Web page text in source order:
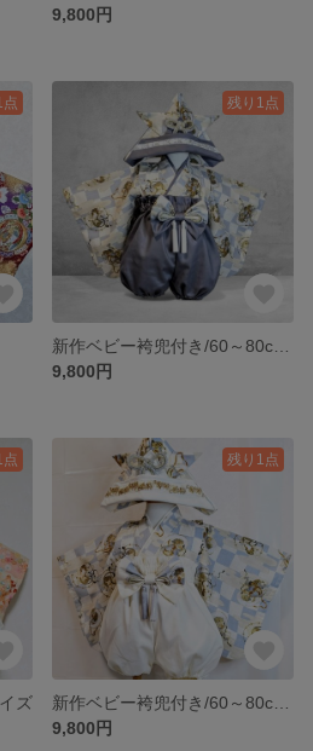
9,800円
点 残り1点
9,800円
点
ズ
残り1点
9,800円